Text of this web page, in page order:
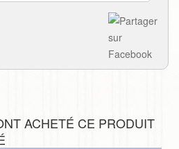
ACHETÉ CE PRODUIT